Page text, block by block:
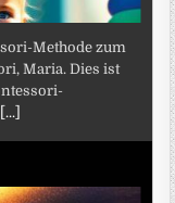
Methode zum
Maria. Dies ist
[...]